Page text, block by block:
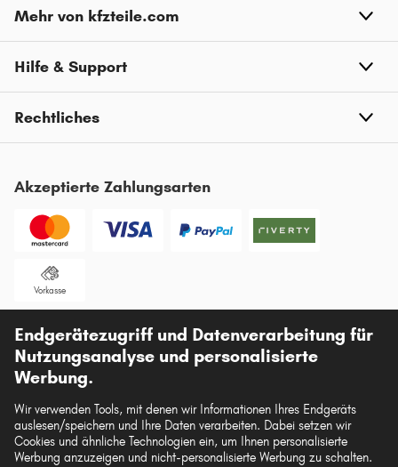
FORD TOURNEO CONNECT
FORD TOURNEO CUSTOM
FORD ESCORT CLASSIC
FORD COURIER
FORD TRANSIT COURIER
FORD TAUNUS
Mehr von kfzteile.com
Hilfe & Support
Rechtliches
Akzeptierte Zahlungsarten
Vorkasse
Unsere Versandpartner
Die hier dargestellten Daten, insbesondere die gesamte Datenbank, dürfen nicht
vervielfältigt werden. Die Vervielfältigung und Verbreitung der Daten und der
Datenbank ohne vorherige Einwilligung von TecAlliance und/oder die
Endgerätezugriff und Datenverarbeitung für
Nutzungsanalyse und personalisierte
Werbung.
Wir verwenden Tools, mit denen wir Informationen Ihres Endgeräts
auslesen/speichern und Ihre Daten verarbeiten. Dabei setzen wir
Cookies und ähnliche Technologien ein, um Ihnen personalisierte
Werbung anzuzeigen und nicht-personalisierte Werbung zu schalten.